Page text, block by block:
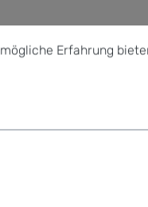
Erfahrung bieten
Erfahrung